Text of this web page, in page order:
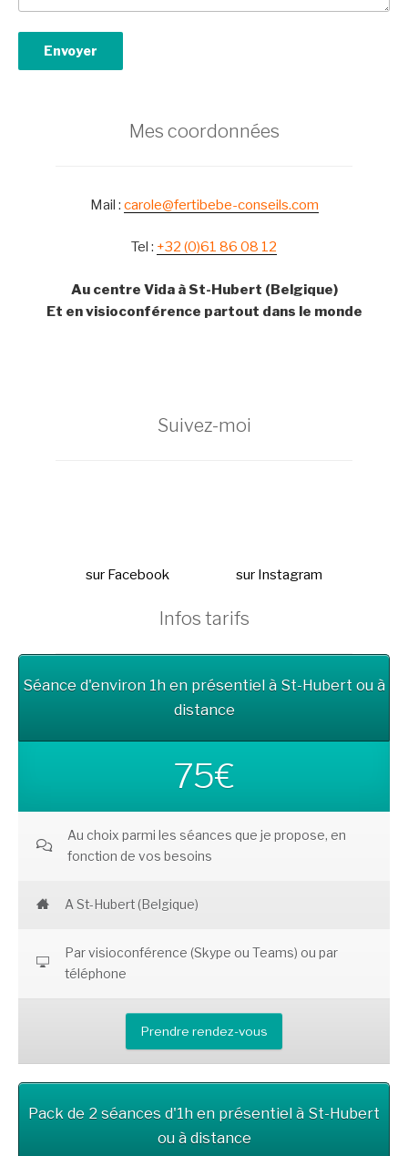
Mes coordonnées
Mail : carole@fertibebe-conseils.com
Tel : +32 (0)61 86 08 12
Au centre Vida à St-Hubert (Belgique)
Et en visioconférence partout dans le monde
Suivez-moi
sur Facebook sur Instagram
Infos tarifs
Séance d'environ 1h en présentiel à St-Hubert ou à
distance
75€
Au choix parmi les séances que je propose, en
fonction de vos besoins
A St-Hubert (Belgique)
Par visioconférence (Skype ou Teams) ou par
téléphone
Prendre rendez-vous
Pack de 2 séances d'1h en présentiel à St-Hubert
ou à distance